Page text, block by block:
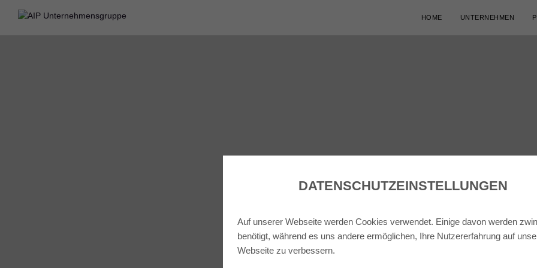
HOME UNTERNEHMEN
DATENSCHUTZ­EINSTELLUNGEN
Auf unserer Webseite werden Cookies verwendet. Einige davon werden
benötigt, während es uns andere ermöglichen, Ihre Nutzererfahrung auf
Webseite zu verbessern.